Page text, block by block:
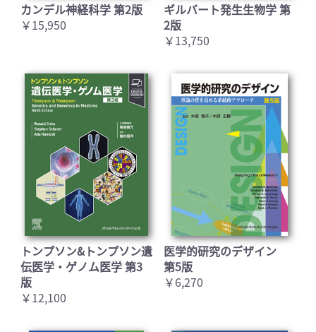
カンデル神経科学 第2版
￥15,950
ギルバート発生生物学 第
2版
￥13,750
トンプソン&トンプソン遺
伝医学・ゲノム医学 第3
版
￥12,100
医学的研究のデザイン
第5版
￥6,270